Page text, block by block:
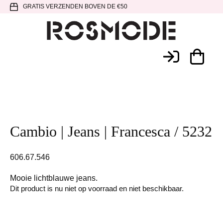
Spring
hoofdnavigatie
Door
SpringGRATIS VERZENDEN BOVEN DE €50
Cambio | Jeans | Francesca / 5232
606.67.546
Mooie lichtblauwe jeans.
Dit product is nu niet op voorraad en niet beschikbaar.